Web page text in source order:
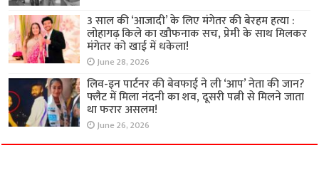
3 साल की ‘आजादी’ के लिए मंगेतर की बेरहम हत्या :
लोहागढ़ किले का खौफनाक सच, प्रेमी के साथ मिलकर
मंगेतर को खाई में धकेला!
June 28, 2026
लिव-इन पार्टनर की बेवफाई ने ली ‘आप’ नेता की जान?
फ्लैट में मिला नंदनी का शव, दूसरी पत्नी से मिलने जाता
था फरार असलम!
June 26, 2026